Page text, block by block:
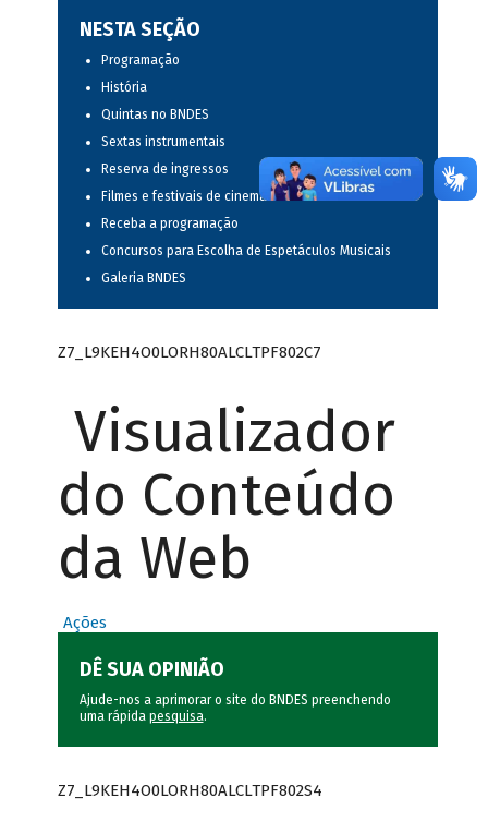
NESTA SEÇÃO
Programação
História
Quintas no BNDES
Sextas instrumentais
Reserva de ingressos
Filmes e festivais de cinema
Receba a programação
Concursos para Escolha de Espetáculos Musicais
Galeria BNDES
Z7_L9KEH4O0LORH80ALCLTPF802C7
Visualizador
do Conteúdo
da Web
Ações
DÊ SUA OPINIÃO
Ajude-nos a aprimorar o site do BNDES preenchendo
uma rápida pesquisa.
Z7_L9KEH4O0LORH80ALCLTPF802S4